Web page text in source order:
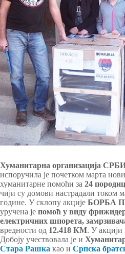
Хуманитарна организација
испоручила је почетком марта
хуманитарне помоћи за 24
чији су домови настрадали током
године. У склопу акције БОРБА
уручена је помоћ у виду
електричних шпорета,
вредности од 12.418 КМ. У
Добоју учествовала је и
Стара Рашка као и Српска